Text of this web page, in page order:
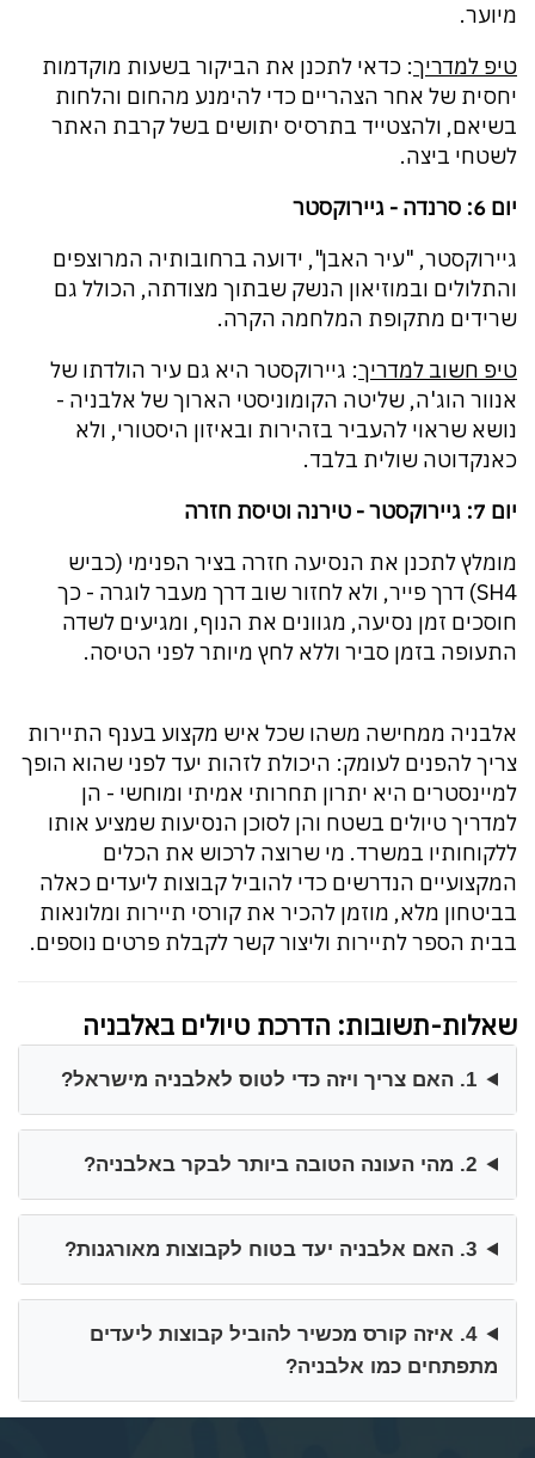
מיוער.
טיפ למדריך: כדאי לתכנן את הביקור בשעות מוקדמות
יחסית של אחר הצהריים כדי להימנע מהחום והלחות
בשיאם, ולהצטייד בתרסיס יתושים בשל קרבת האתר
לשטחי ביצה.
יום 6: סרנדה - גיירוקסטר
גיירוקסטר, "עיר האבן", ידועה ברחובותיה המרוצפים
והתלולים ובמוזיאון הנשק שבתוך מצודתה, הכולל גם
שרידים מתקופת המלחמה הקרה.
טיפ חשוב למדריך: גיירוקסטר היא גם עיר הולדתו של
אנוור הוג'ה, שליטה הקומוניסטי הארוך של אלבניה -
נושא שראוי להעביר בזהירות ובאיזון היסטורי, ולא
כאנקדוטה שולית בלבד.
יום 7: גיירוקסטר - טירנה וטיסת חזרה
מומלץ לתכנן את הנסיעה חזרה בציר הפנימי (כביש
SH4) דרך פייר, ולא לחזור שוב דרך מעבר לוגרה - כך
חוסכים זמן נסיעה, מגוונים את הנוף, ומגיעים לשדה
התעופה בזמן סביר וללא לחץ מיותר לפני הטיסה.
אלבניה ממחישה משהו שכל איש מקצוע בענף התיירות
צריך להפנים לעומק: היכולת לזהות יעד לפני שהוא הופך
למיינסטרים היא יתרון תחרותי אמיתי ומוחשי - הן
למדריך טיולים בשטח והן לסוכן הנסיעות שמציע אותו
ללקוחותיו במשרד. מי שרוצה לרכוש את הכלים
המקצועיים הנדרשים כדי להוביל קבוצות ליעדים כאלה
בביטחון מלא, מוזמן להכיר את קורסי תיירות ומלונאות
בבית הספר לתיירות וליצור קשר לקבלת פרטים נוספים.
שאלות-תשובות: הדרכת טיולים באלבניה
1. האם צריך ויזה כדי לטוס לאלבניה מישראל?
2. מהי העונה הטובה ביותר לבקר באלבניה?
3. האם אלבניה יעד בטוח לקבוצות מאורגנות?
4. איזה קורס מכשיר להוביל קבוצות ליעדים
מתפתחים כמו אלבניה?